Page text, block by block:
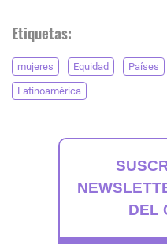
Etiquetas:
mujeres Equidad Países
Latinoamérica
DEL